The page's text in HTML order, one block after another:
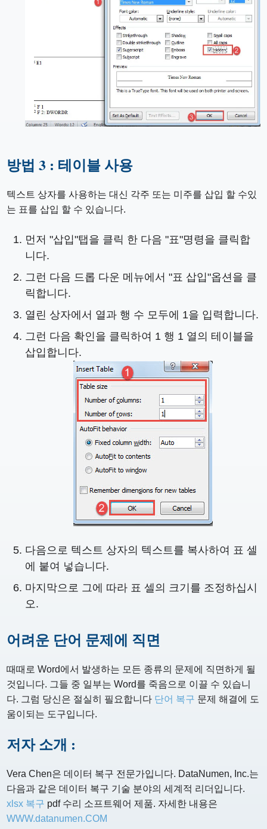
방법 3 : 테이블 사용
텍스트 상자를 사용하는 대신 각주 또는 미주를 삽입 할 수있
는 표를 삽입 할 수 있습니다.
먼저 "삽입"탭을 클릭 한 다음 "표"명령을 클릭합
니다.
그런 다음 드롭 다운 메뉴에서 "표 삽입"옵션을 클
릭합니다.
열린 상자에서 열과 행 수 모두에 1을 입력합니다.
그런 다음 확인을 클릭하여 1 행 1 열의 테이블을
삽입합니다.
다음으로 텍스트 상자의 텍스트를 복사하여 표 셀
에 붙여 넣습니다.
마지막으로 그에 따라 표 셀의 크기를 조정하십시
오.
어려운 단어 문제에 직면
때때로 Word에서 발생하는 모든 종류의 문제에 직면하게 될
것입니다. 그들 중 일부는 Word를 죽음으로 이끌 수 있습니
다. 그럼 당신은 절실히 필요합니다 단어 복구 문제 해결에 도
움이되는 도구입니다.
저자 소개 :
Vera Chen은 데이터 복구 전문가입니다. DataNumen, Inc.는
다음과 같은 데이터 복구 기술 분야의 세계적 리더입니다.
xlsx 복구 pdf 수리 소프트웨어 제품. 자세한 내용은
WWW.datanumen.COM